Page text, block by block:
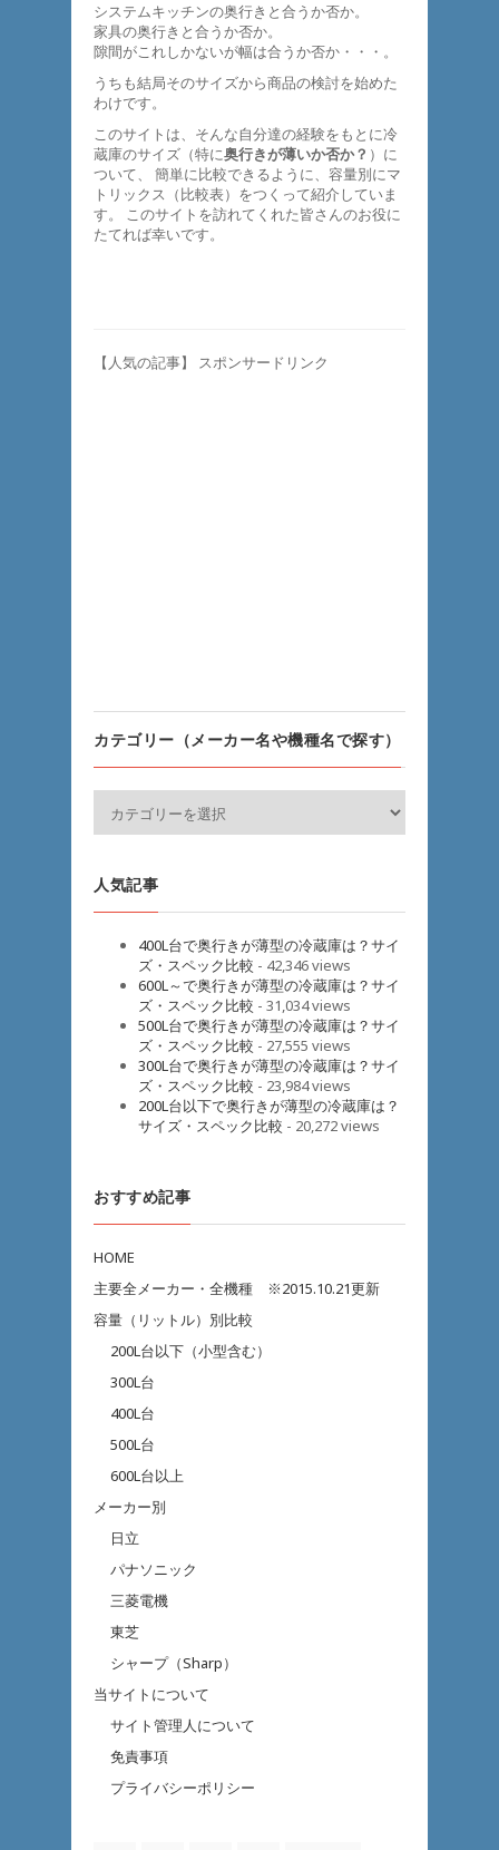
システムキッチンの奥行きと合うか否か。
家具の奥行きと合うか否か。
隙間がこれしかないが幅は合うか否か・・・。
うちも結局そのサイズから商品の検討を始めた
わけです。
このサイトは、そんな自分達の経験をもとに冷
蔵庫のサイズ（特に奥行きが薄いか否か？ ）に
ついて、 簡単に比較できるように、容量別にマ
トリックス（比較表）をつくって紹介していま
す。 このサイトを訪れてくれた皆さんのお役に
たてれば幸いです。
【人気の記事】 スポンサードリンク
カテゴリー（メーカー名や機種名で探す）
人気記事
400L台で奥行きが薄型の冷蔵庫は？サイ
ズ・スペック比較 - 42,346 views
600L～で奥行きが薄型の冷蔵庫は？サイ
ズ・スペック比較 - 31,034 views
500L台で奥行きが薄型の冷蔵庫は？サイ
ズ・スペック比較 - 27,555 views
300L台で奥行きが薄型の冷蔵庫は？サイ
ズ・スペック比較 - 23,984 views
200L台以下で奥行きが薄型の冷蔵庫は？
サイズ・スペック比較 - 20,272 views
おすすめ記事
HOME
主要全メーカー・全機種 ※2015.10.21更新
容量（リットル）別比較
200L台以下（小型含む）
300L台
400L台
500L台
600L台以上
メーカー別
日立
パナソニック
三菱電機
東芝
シャープ（Sharp）
当サイトについて
サイト管理人について
免責事項
プライバシーポリシー